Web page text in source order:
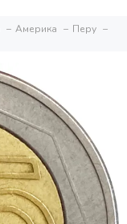
Америка Перу